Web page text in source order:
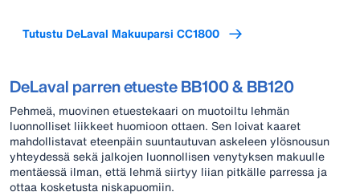
Tutustu DeLaval Makuuparsi CC1800
DeLaval parren etueste BB100 & BB120
Pehmeä, muovinen etuestekaari on muotoiltu lehmän
luonnolliset liikkeet huomioon ottaen. Sen loivat kaaret
mahdollistavat eteenpäin suuntautuvan askeleen ylösnousun
yhteydessä sekä jalkojen luonnollisen venytyksen makuulle
mentäessä ilman, että lehmä siirtyy liian pitkälle parressa ja
ottaa kosketusta niskapuomiin.